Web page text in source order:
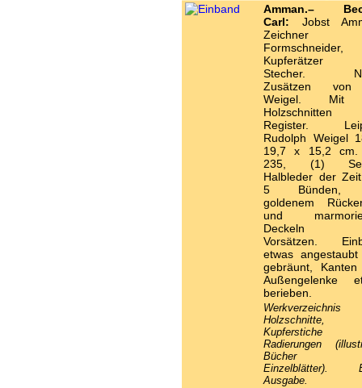
Amman.–
Carl: Jobst
Zeichner
Formschneider,
Kupferätzer
Stecher.
Zusätzen
Weigel. Mit
Holzschnitten
Register.
Rudolph Weigel
19,7 x 15,2 cm.
235, (1)
Halbleder der
5 Bünden,
goldenem
und
Deckeln
Vorsätzen.
etwas
gebräunt, Kanten
Außengelenke
berieben.
Holzschnitte,
Kupferstiche
Radierungen
Bücher
Einzelblätter).
Ausgabe.